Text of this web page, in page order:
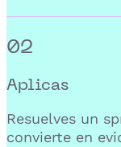
02
Aplicas
Resuelves un
convierte en